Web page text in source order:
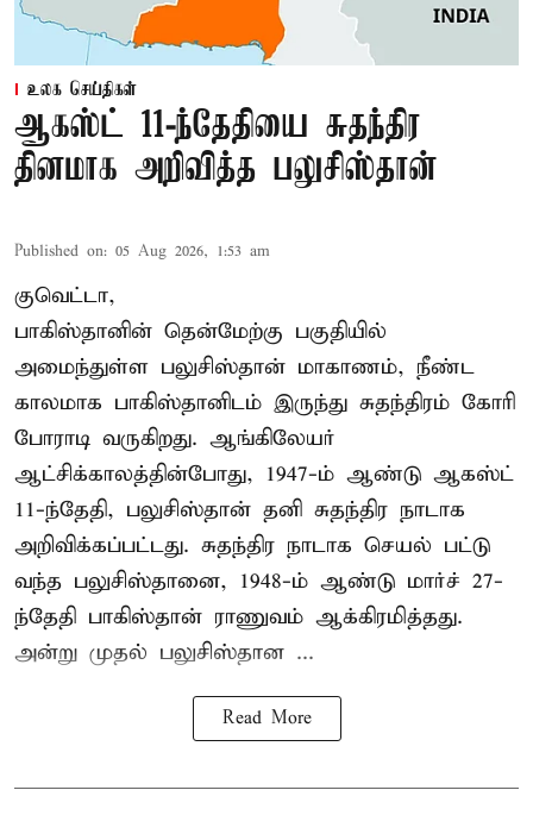
உலக செய்திகள்
ஆகஸ்ட் 11-ந்தேதியை சுதந்திர
தினமாக அறிவித்த பலுசிஸ்தான்
Published on: 05 Aug 2026, 1:53 am
குவெட்டா,
பாகிஸ்தானின் தென்மேற்கு பகுதியில்
அமைந்துள்ள பலுசிஸ்தான் மாகாணம், நீண்ட
காலமாக பாகிஸ்தானிடம் இருந்து சுதந்திரம் கோரி
போராடி வருகிறது. ஆங்கிலேயர்
ஆட்சிக்காலத்தின்போது, 1947-ம் ஆண்டு ஆகஸ்ட்
11-ந்தேதி, பலுசிஸ்தான் தனி சுதந்திர நாடாக
அறிவிக்கப்பட்டது. சுதந்திர நாடாக செயல் பட்டு
வந்த பலுசிஸ்தானை, 1948-ம் ஆண்டு மார்ச் 27-
ந்தேதி பாகிஸ்தான் ராணுவம் ஆக்கிரமித்தது.
அன்று முதல் பலுசிஸ்தான ...
Read More